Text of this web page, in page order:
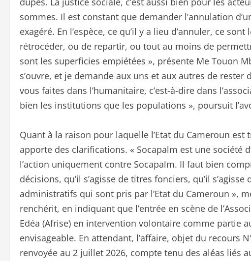
sommes. Il est constant que demander l’annulation
exagéré. En l’espèce, ce qu’il y a lieu d’annuler, ce
rétrocéder, ou de repartir, ou tout au moins de
sont les superficies empiétées », présente Me Touon
s’ouvre, et je demande aux uns et aux autres de
vous faites dans l’humanitaire, c’est-à-dire dans
bien les institutions que les populations », poursuit
Quant à la raison pour laquelle l’Etat du Cameroun
apporte des clarifications. « Socapalm est une société
l’action uniquement contre Socapalm. Il faut bien
décisions, qu’il s’agisse de titres fonciers, qu’il
administratifs qui sont pris par l’Etat du Cameroun »,
renchérit, en indiquant que l’entrée en scène de
Edéa (Afrise) en intervention volontaire comme partie
envisageable. En attendant, l’affaire, objet du recours
renvoyée au 2 juillet 2026, compte tenu des aléas liés